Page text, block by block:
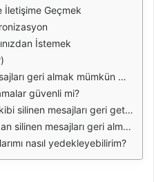
İletişime Geçmek
İstemek
geri almak mümkün mü?
güvenli mi?
mesajları geri getirebilir mi?
mesajları geri almak mümkün mü?
nasıl yedekleyebilirim?